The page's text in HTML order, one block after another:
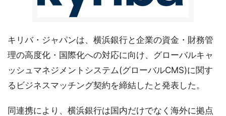
キリバ・ジャパンは、横浜銀行と企業の資金・財務管
理の高度化・国際化への対応に向け、グローバルキャ
ッシュマネジメントシステム(グローバルCMS)に関す
るビジネスマッチング契約を締結したと発表した。
同連携により、横浜銀行は国内だけでなく海外に拠点